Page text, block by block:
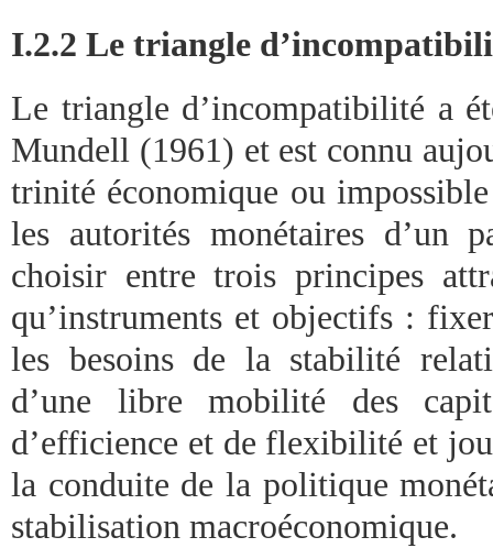
I.2.2 Le triangle
Le triangle d’incompatibilité a
Mundell (1961) et est connu
trinité économique ou
les autorités monétaires d’un
choisir entre trois principes
qu’instruments et objectifs :
les besoins de la stabilité
d’une libre mobilité des
d’efficience et de flexibilité et
la conduite de la politique
stabilisation macroéconomique.